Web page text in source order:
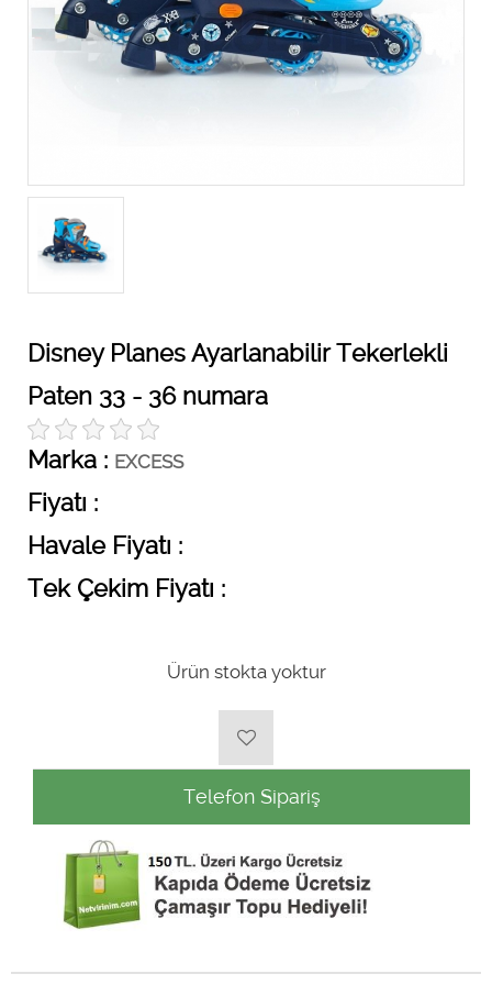
Disney Planes Ayarlanabilir Tekerlekli
Paten 33 - 36 numara
Marka : EXCESS
Fiyatı :
Havale Fiyatı :
Tek Çekim Fiyatı :
Ürün stokta yoktur
Telefon Sipariş